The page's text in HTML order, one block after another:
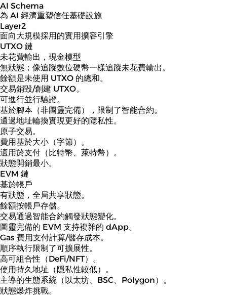
AI Schema
為 AI 經濟重塑信任基礎設施
Layer2
面向大規模採用的實用擴容引擎
UTXO 鏈
未花費輸出，現金模型
無狀態；像追蹤數位硬幣一樣追蹤未花費輸出。
餘額是未使用 UTXO 的總和。
交易銷毀/創建 UTXO。
可進行並行驗證。
基於腳本（非圖靈完備），限制了智能合約。
通過地址輪換實現更好的隱私性。
原子交易。
費用基於大小（字節）。
適用於支付（比特幣、萊特幣）。
狀態開銷最小。
EVM 鏈
基於帳戶
有狀態，全局共享狀態。
餘額按帳戶存儲。
交易通過智能合約觸發狀態變化。
圖靈完備的 EVM 支持複雜的 dApp。
Gas 費用支付計算/儲存成本。
順序執行限制了可擴展性。
高可組合性（DeFi/NFT）。
使用持久地址（隱私性較低）。
主導的生態系統（以太坊、BSC、Polygon）。
狀態爆炸挑戰。